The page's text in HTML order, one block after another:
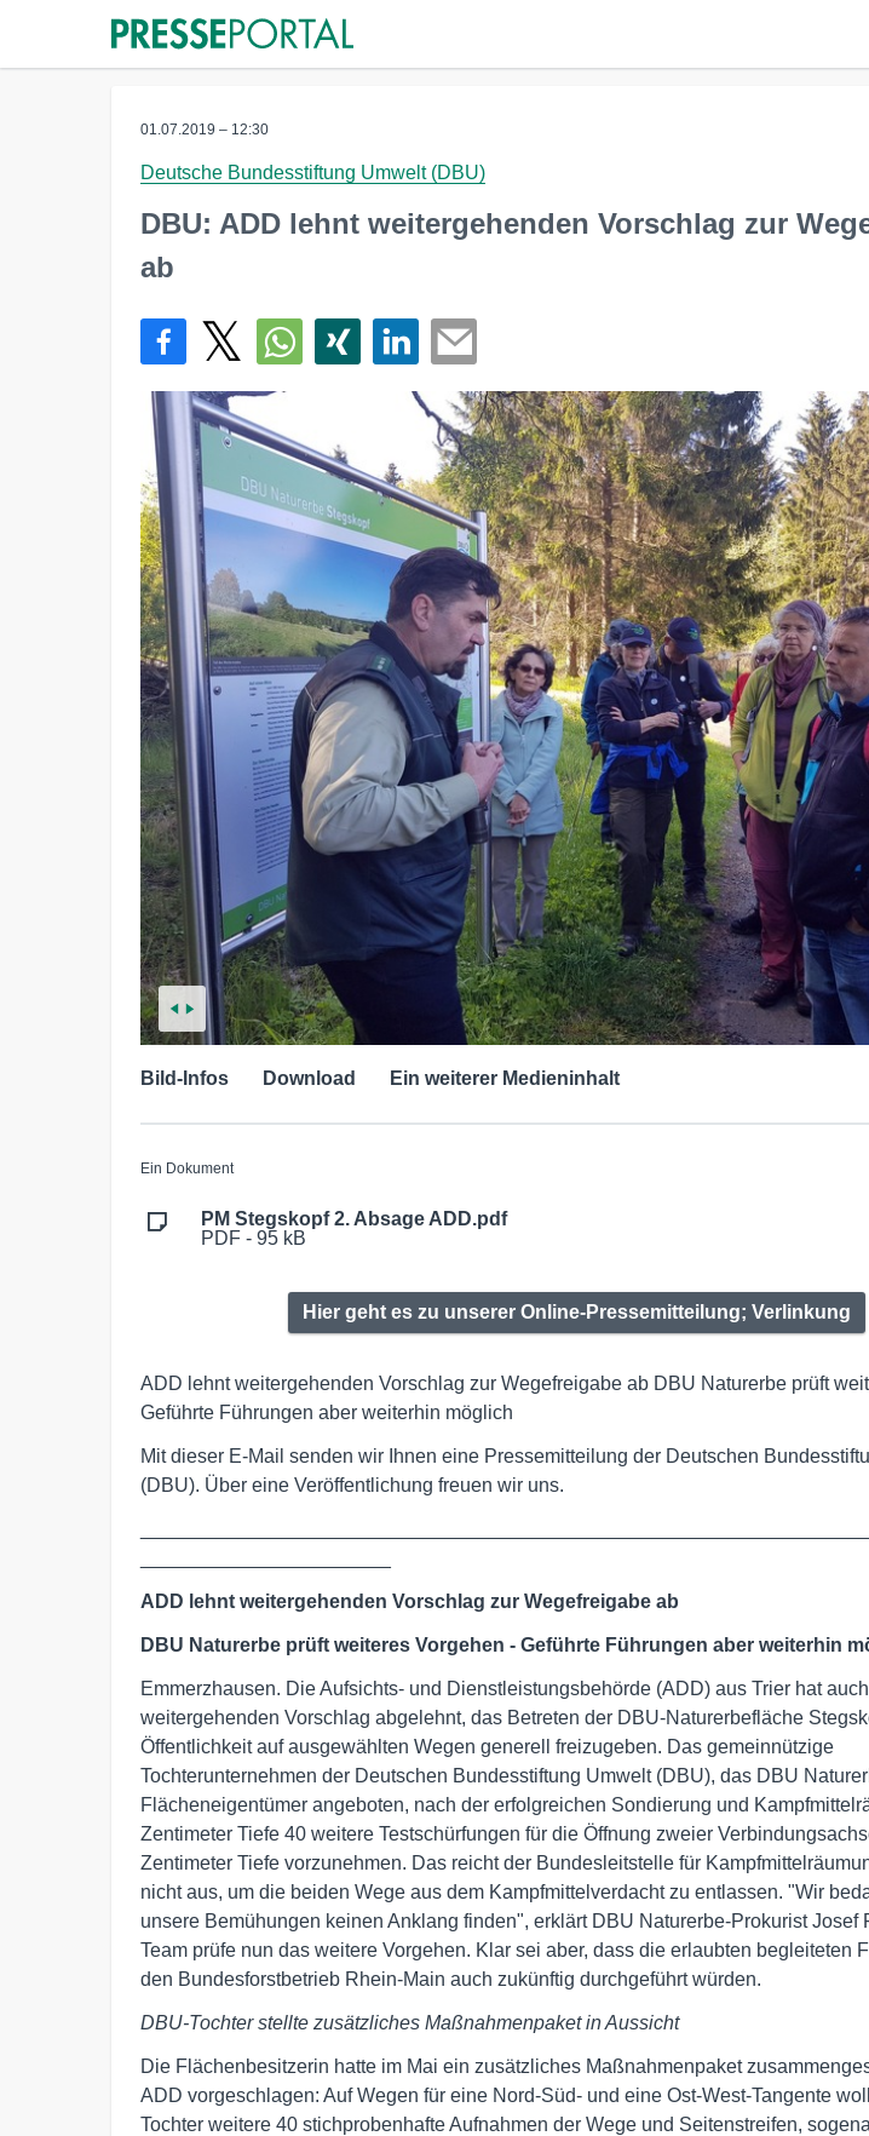
01.07.2019 – 12:30
Deutsche Bundesstiftung Umwelt (DBU)
DBU: ADD lehnt weitergehenden Vorschlag zur
ab
Bild-Infos Download Ein weiterer Medieninhalt
Ein Dokument
PM Stegskopf 2. Absage ADD.pdf
PDF - 95 kB
Hier geht es zu unserer Online-Pressemitteilung; Verlinkung
ADD lehnt weitergehenden Vorschlag zur Wegefreigabe ab DBU Naturerbe prüft
Geführte Führungen aber weiterhin möglich
Mit dieser E-Mail senden wir Ihnen eine Pressemitteilung der Deutschen
(DBU). Über eine Veröffentlichung freuen wir uns.
ADD lehnt weitergehenden Vorschlag zur Wegefreigabe ab
DBU Naturerbe prüft weiteres Vorgehen - Geführte Führungen aber weiterhin
Emmerzhausen. Die Aufsichts- und Dienstleistungsbehörde (ADD) aus Trier hat
weitergehenden Vorschlag abgelehnt, das Betreten der DBU-Naturerbefläche
Öffentlichkeit auf ausgewählten Wegen generell freizugeben. Das gemeinnützige
Tochterunternehmen der Deutschen Bundesstiftung Umwelt (DBU), das DBU
Flächeneigentümer angeboten, nach der erfolgreichen Sondierung und
Zentimeter Tiefe 40 weitere Testschürfungen für die Öffnung zweier
Zentimeter Tiefe vorzunehmen. Das reicht der Bundesleitstelle für
nicht aus, um die beiden Wege aus dem Kampfmittelverdacht zu entlassen. "Wir
unsere Bemühungen keinen Anklang finden", erklärt DBU Naturerbe-Prokurist Josef
Team prüfe nun das weitere Vorgehen. Klar sei aber, dass die erlaubten begleiteten
den Bundesforstbetrieb Rhein-Main auch zukünftig durchgeführt würden.
DBU-Tochter stellte zusätzliches Maßnahmenpaket in Aussicht
Die Flächenbesitzerin hatte im Mai ein zusätzliches Maßnahmenpaket
ADD vorgeschlagen: Auf Wegen für eine Nord-Süd- und eine Ost-West-Tangente
Tochter weitere 40 stichprobenhafte Aufnahmen der Wege und Seitenstreifen,